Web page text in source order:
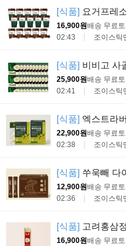
[식품] 요거프레
16,900원배송 무료
02:43
조이스틱
[식품] 비비고 사
25,900원배송 무료
02:41
조이스틱
[식품] 엑스트라
22,900원배송 무료
02:38
조이스틱
[식품] 쑤욱빼 다
12,900원배송 무료
02:36
조이스틱
[식품] 고려홍삼
16,900원배송 무료